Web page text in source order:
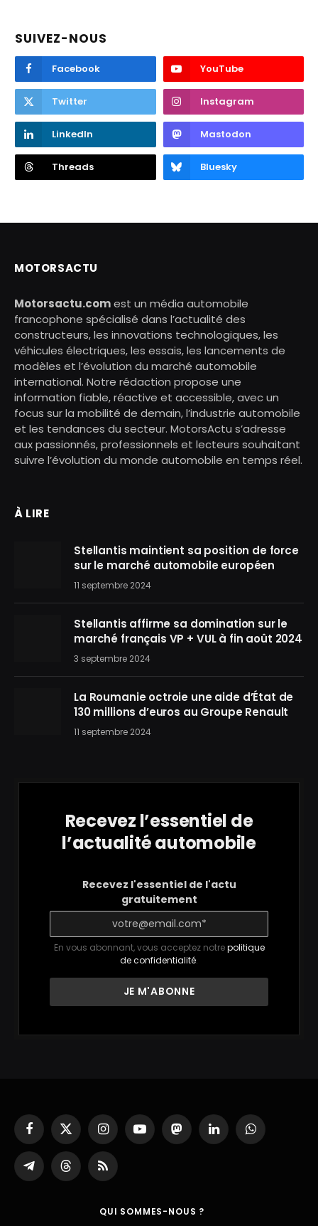
SUIVEZ-NOUS
Facebook YouTube
Twitter Instagram
LinkedIn Mastodon
Threads Bluesky
MOTORSACTU
Motorsactu.comest un média automobile
francophone spécialisé dans l’actualité des
constructeurs, les innovations technologiques, les
véhicules électriques, les essais, les lancements de
modèles et l’évolution du marché automobile
international. Notre rédaction propose une
information fiable, réactive et accessible, avec un
focus sur la mobilité de demain, l’industrie automobile
et les tendances du secteur. MotorsActu s’adresse
aux passionnés, professionnels et lecteurs souhaitant
suivre l’évolution du monde automobile en temps réel.
À LIRE
Stellantis maintient sa position de force
sur le marché automobile européen
11 septembre 2024
Stellantis affirme sa domination sur le
marché français VP + VUL à fin août 2024
3 septembre 2024
La Roumanie octroie une aide d’État de
130 millions d’euros au Groupe Renault
11 septembre 2024
Recevez l’essentiel de
l’actualité automobile
Recevez l'essentiel de l'actu
gratuitement
En vous abonnant, vous acceptez notrepolitique
de confidentialité.
Facebook
X
(Twitter)
InstagramYouTubeMastodonLinkedInWhatsApp
Partager
sur
ThreadsRSS
QUI SOMMES-NOUS ?